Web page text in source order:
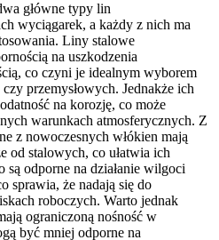
główne typy lin
wyciągarek, a każdy z nich ma
Liny stalowe
na uszkodzenia
co czyni je idealnym wyborem
przemysłowych. Jednakże ich
na korozję, co może
warunkach atmosferycznych. Z
z nowoczesnych włókien mają
od stalowych, co ułatwia ich
są odporne na działanie wilgoci
sprawia, że nadają się do
roboczych. Warto jednak
ograniczoną nośność w
być mniej odporne na